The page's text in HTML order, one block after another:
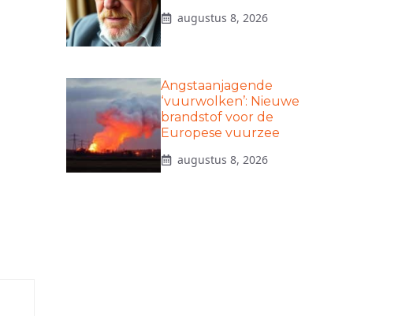
augustus 8, 2026
Angstaanjagende
‘vuurwolken’: Nieuwe
brandstof voor de
Europese vuurzee
augustus 8, 2026